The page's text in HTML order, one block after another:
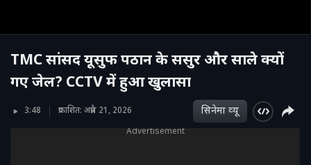
TMC सांसद यूसुफ पठान के ससुर और साले क्यों
गए जेल? CCTV में हुआ खुलासा
3:48 प्रकाशित: अप्रैल 21, 2026 सिनेमा व्‍यू
Advertisement